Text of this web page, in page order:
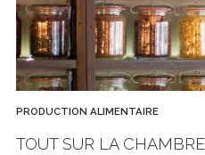
PRODUCTION ALIMENTAIRE
TOUT SUR LA